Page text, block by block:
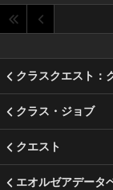
クラスクエスト：
クラス・ジョブ
クエスト
エオルゼアデータ